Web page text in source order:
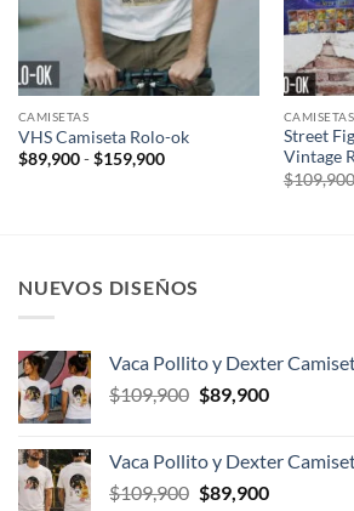
CAMISETAS
VHS Camiseta Rolo-ok
$89,900 - $159,900Rango
CAMISETAS
Street
Vintage
$109,900
NUEVOS DISEÑOS
Vaca Pollito y Dexter
$109,900 El
era:
$109,900.
$89,900El
es:
$89,900.
Vaca Pollito y Dexter
$109,900 El
$89,900El